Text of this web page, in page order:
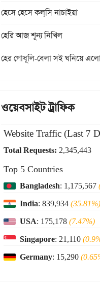
হেসে হেসে কল্‌সি নাচাইয়া
হেরি আজ শূন্য নিখিল
হের গোধূলি-বেলা সই ঘনিয়ে
ওয়েবসাইট ট্রাফিক
Website Traffic (Last 7
Total Requests: 2,345,443
Top 5 Countries
Bangladesh: 1,175,567
India: 839,934(35.81%)
USA: 175,178(7.47%)
Singapore: 21,110
Germany: 15,290